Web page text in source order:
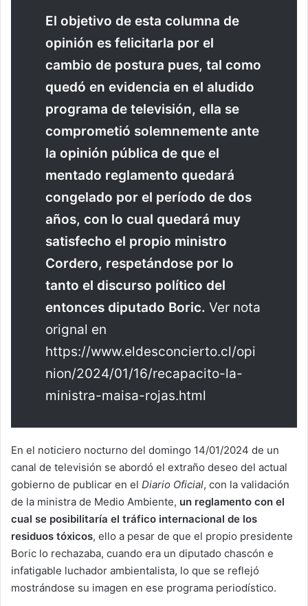
El objetivo de esta columna de
opinión es felicitarla por el
cambio de postura pues, tal como
quedó en evidencia en el aludido
programa de televisión, ella se
comprometió solemnemente ante
la opinión pública de que el
mentado reglamento quedará
congelado por el período de dos
años, con lo cual quedará muy
satisfecho el propio ministro
Cordero, respetándose por lo
tanto el discurso político del
entonces diputado Boric. Ver nota
orignal en
https://www.eldesconcierto.cl/opi
nion/2024/01/16/recapacito-la-
ministra-maisa-rojas.html
En el noticiero nocturno del domingo 14/01/2024 de un
canal de televisión se abordó el extraño deseo del actual
gobierno de publicar en el Diario Oficial, con la validación
de la ministra de Medio Ambiente, un reglamento con el
cual se posibilitaría el tráfico internacional de los
residuos tóxicos, ello a pesar de que el propio presidente
Boric lo rechazaba, cuando era un diputado chascón e
infatigable luchador ambientalista, lo que se reflejó
mostrándose su imagen en ese programa periodístico.